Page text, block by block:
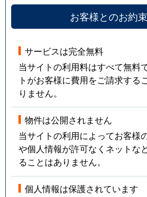
お客様とのお約束
サービスは完全無料
当サイトの利用料はすべて無料
トがお客様に費用をご請求する
りません。
物件は公開されません
当サイトの利用によってお客様
や個人情報が許可なくネットな
ることはありません。
個人情報は保護されています